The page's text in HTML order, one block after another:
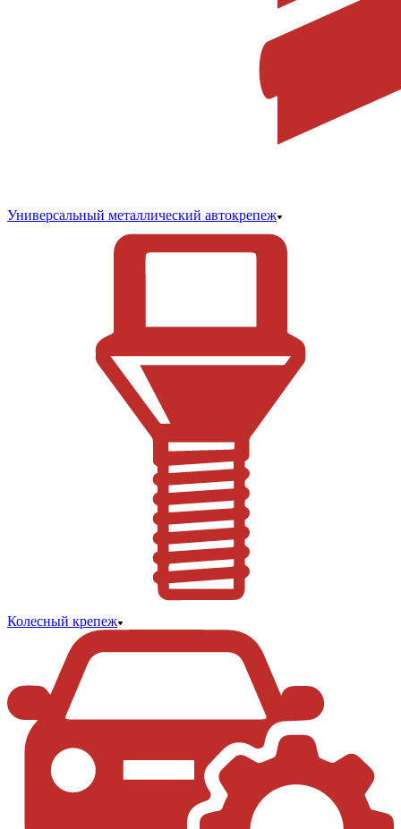
Универсальный металлический автокрепеж
Колесный крепеж